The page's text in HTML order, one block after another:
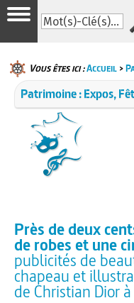
Vous êtes ici :Accueil >
Patrimoine : Expos,
Près de deux
de robes et une
publicités de
chapeau et
de Christian Dior